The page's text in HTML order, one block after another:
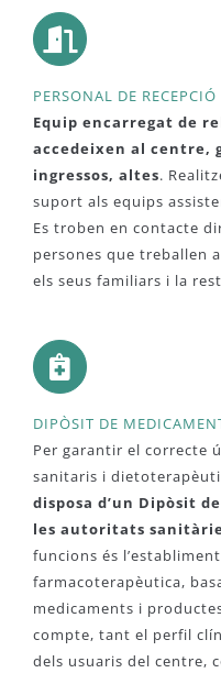
PERSONAL DE RECEPCIÓ
Equip encarregat de
accedeixen al centre,
ingressos, altes.
suport als equips
Es troben en contacte
persones que treballen
els seus familiars i la
DIPÒSIT DE
Per garantir el correcte
sanitaris i
disposa d’un Dipòsit
les autoritats
funcions és
farmacoterapèutica,
medicaments i
compte, tant el perfil
dels usuaris del centre,